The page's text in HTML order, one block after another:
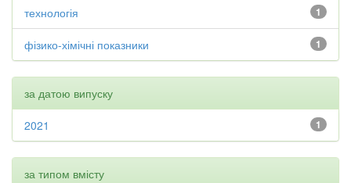
1
технологія
1
фізико-хімічні показники
за датою випуску
1
2021
за типом вмісту